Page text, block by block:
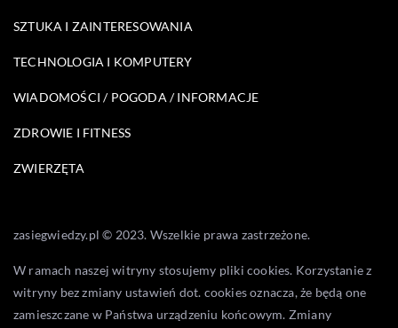
SZTUKA I ZAINTERESOWANIA
TECHNOLOGIA I KOMPUTERY
WIADOMOŚCI / POGODA / INFORMACJE
ZDROWIE I FITNESS
ZWIERZĘTA
zasiegwiedzy.pl © 2023. Wszelkie prawa zastrzeżone.
W ramach naszej witryny stosujemy pliki cookies. Korzystanie z
witryny bez zmiany ustawień dot. cookies oznacza, że będą one
zamieszczane w Państwa urządzeniu końcowym. Zmiany